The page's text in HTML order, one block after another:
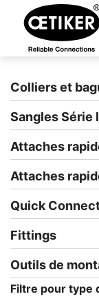
Colliers et
Sangles Série
Attaches
Attaches
Quick
Fittings
Outils de
Filtre pour type